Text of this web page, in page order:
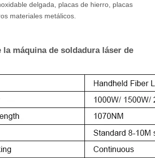
delgada, placas de hierro, placas
materiales metálicos.
la máquina de soldadura láser de